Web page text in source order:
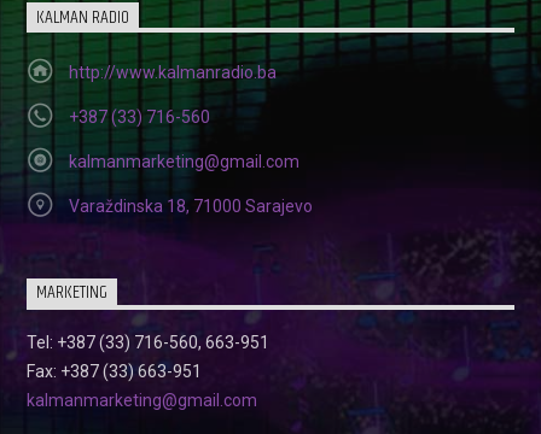
KALMAN RADIO
http://www.kalmanradio.ba
+387 (33) 716-560
kalmanmarketing@gmail.com
Varaždinska 18, 71000 Sarajevo
MARKETING
Tel: +387 (33) 716-560, 663-951
Fax: +387 (33) 663-951
kalmanmarketing@gmail.com